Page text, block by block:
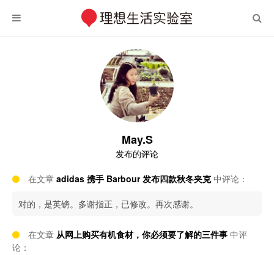
May.S
发布的评论
在文章 adidas 携手 Barbour 发布四款秋冬夹克中评论：
对的，是英镑。多谢指正，已修改。再次感谢。
在文章 从网上购买有机食材，你必须要了解的三件事 中评
论：